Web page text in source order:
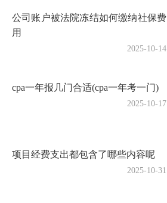
公司账户被法院冻结如何缴纳社保费
用
2025-10-14
cpa一年报几门合适(cpa一年考一门)
2025-10-17
项目经费支出都包含了哪些内容呢
2025-10-31